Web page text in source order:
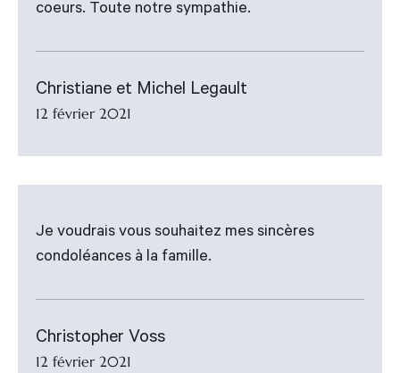
coeurs. Toute notre sympathie.
Christiane et Michel Legault
12 février 2021
Je voudrais vous souhaitez mes sincères
condoléances à la famille.
Christopher Voss
12 février 2021